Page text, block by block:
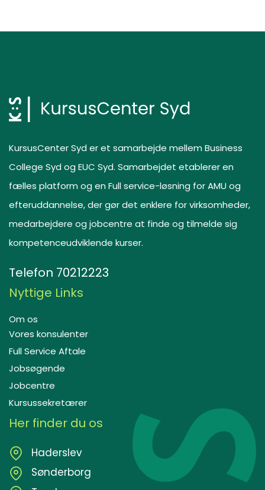
KursusCenter Syd er et samarbejde mellem Business
College Syd og EUC Syd. Samarbejdet etablerer en
fælles platform og en Full service-løsning for AMU og
efteruddannelse, der gør det enklere for virksomheder,
medarbejdere og jobcentre at finde og tilmelde sig
kompetenceudviklende kurser.
Telefon 70212223
Nyttige Links
Om os
Vores konsulenter
Full Service Aftale
Jobsøgende
Jobcentre
Kursussekretærer
Her finder du os
Haderslev
Sønderborg